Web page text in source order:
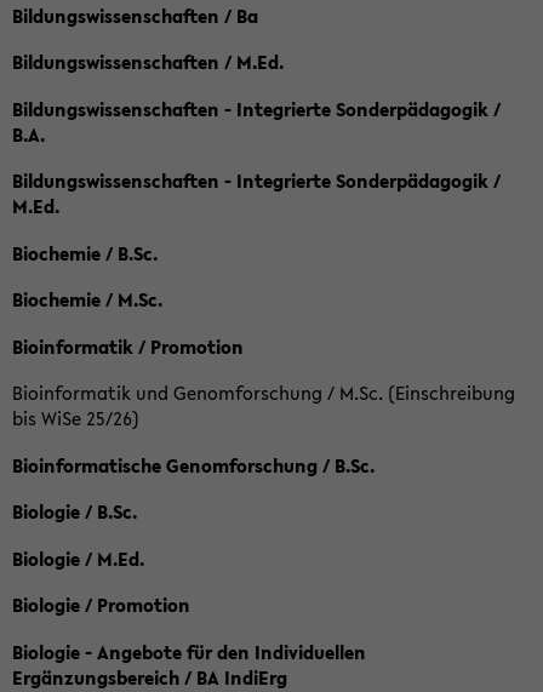
Bildungswissenschaften / Ba
Bildungswissenschaften / M.Ed.
Bildungswissenschaften - Integrierte Sonderpädagogik /
B.A.
Bildungswissenschaften - Integrierte Sonderpädagogik /
M.Ed.
Biochemie / B.Sc.
Biochemie / M.Sc.
Bioinformatik / Promotion
Bioinformatik und Genomforschung / M.Sc. (Einschreibung
bis WiSe 25/26)
Bioinformatische Genomforschung / B.Sc.
Biologie / B.Sc.
Biologie / M.Ed.
Biologie / Promotion
Biologie - Angebote für den Individuellen
Ergänzungsbereich / BA IndiErg